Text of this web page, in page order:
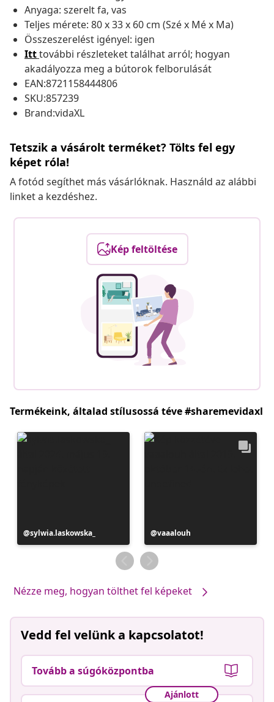
Anyaga: szerelt fa, vas
Teljes mérete: 80 x 33 x 60 cm (Szé x Mé x Ma)
Összeszerelést igényel: igen
Itttovábbi részleteket találhat arról; hogyan
akadályozza meg a bútorok felborulását
EAN:8721158444806
SKU:857239
Brand:vidaXL
Tetszik a vásárolt terméket? Tölts fel egy
képet róla!
A fotód segíthet más vásárlóknak. Használd az alábbi
linket a kezdéshez.
Kép feltöltése
Termékeink, általad stílusossá téve #sharemevidaxl
Bejegyzés
közzétevője
sylwia.laskowska_
Bejegyzés
közzétevője
vaaalouh
Nézze meg, hogyan tölthet fel képeket
Vedd fel velünk a kapcsolatot!
Tovább a súgóközpontba
Ajánlott